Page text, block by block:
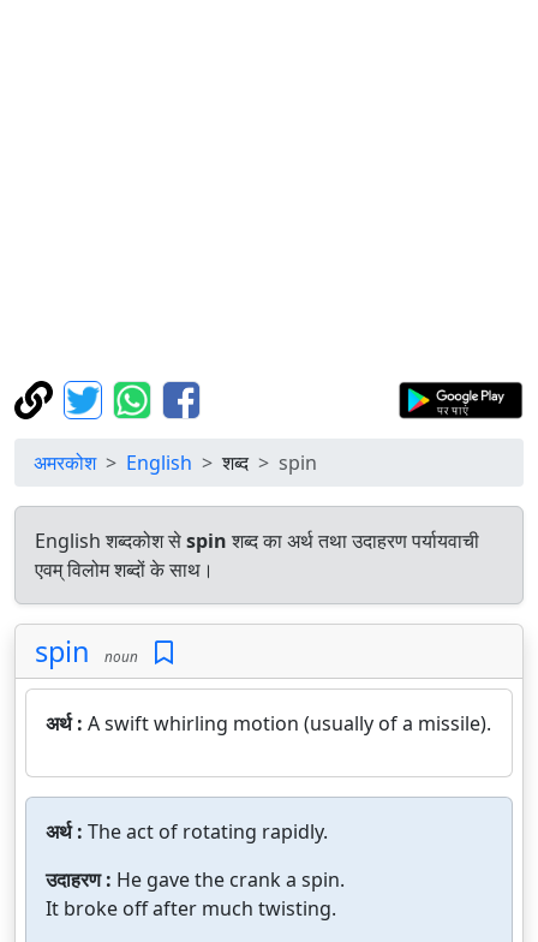
अमरकोश English शब्द spin
English शब्दकोश सेspinशब्द का अर्थ तथा उदाहरण पर्यायवाची
एवम् विलोम शब्दों के साथ।
spin noun
अर्थ : A swift whirling motion (usually of a missile).
अर्थ : The act of rotating rapidly.
उदाहरण : He gave the crank a spin.
It broke off after much twisting.